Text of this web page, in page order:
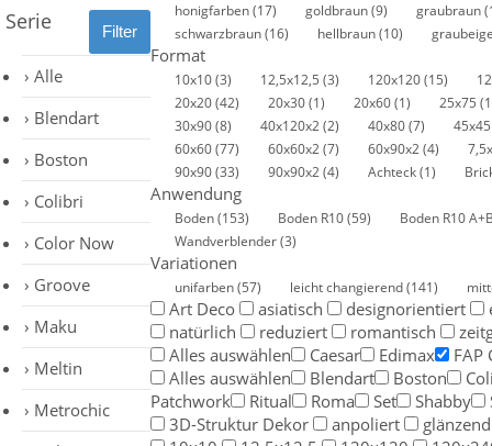
Serie
Alle
Blendart
Boston
Colibri
Color Now
Groove
Maku
Meltin
Metrochic
honigfarben(17) goldbraun(9) graubraun
schwarzbraun(16) hellbraun(10)
Format
10x10(3) 12,5x12,5 (3) 120x120(15)
20x20(42) 20x30(1) 20x60(1) 25x75
30x90(8) 40x120x2(2) 40x80(7)
60x60(77) 60x60x2(7) 60x90x2(4)
90x90(33) 90x90x2(4) Achteck(1)
Anwendung
Boden(153) Boden R10(59)
Boden R10
Wandverblender(3)
Variationen
unifarben(57) leicht changierend(141)
Art Deco asiatisch designorientiert
natürlich
reduziert romantisch
Alles auswählen
Caesar Edimax
FAP
Alles auswählen
Blendart Boston
Patchwork
Ritual Roma Set Shabby
3D-Struktur Dekor
anpoliert
glänzend